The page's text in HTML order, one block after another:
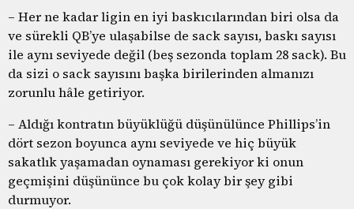
– Her ne kadar ligin en iyi baskıcılarından biri olsa da
ve sürekli QB’ye ulaşabilse de sack sayısı, baskı sayısı
ile aynı seviyede değil (beş sezonda toplam 28 sack). Bu
da sizi o sack sayısını başka birilerinden almanızı
zorunlu hâle getiriyor.
– Aldığı kontratın büyüklüğü düşünülünce Phillips’in
dört sezon boyunca aynı seviyede ve hiç büyük
sakatlık yaşamadan oynaması gerekiyor ki onun
geçmişini düşününce bu çok kolay bir şey gibi
durmuyor.